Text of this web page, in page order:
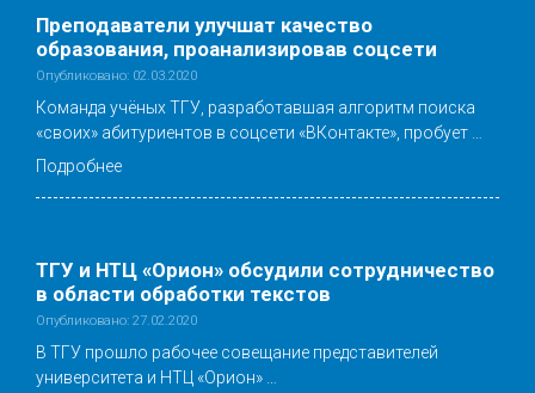
Преподаватели улучшат качество
образования, проанализировав соцсети
Опубликовано: 02.03.2020
Команда учёных ТГУ, разработавшая алгоритм поиска
«своих» абитуриентов в соцсети «ВКонтакте», пробует …
Подробнее
ТГУ и НТЦ «Орион» обсудили сотрудничество
в области обработки текстов
Опубликовано: 27.02.2020
В ТГУ прошло рабочее совещание представителей
университета и НТЦ «Орион» …